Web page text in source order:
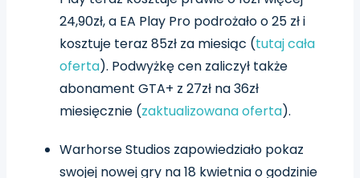
24,90zł, a EA Play Pro podrożało o 25 zł i
kosztuje teraz 85zł za miesiąc (tutaj cała
oferta). Podwyżkę cen zaliczył także
abonament GTA+ z 27zł na 36zł
miesięcznie (zaktualizowana oferta).
Warhorse Studios zapowiedziało pokaz
swojej nowej gry na 18 kwietnia o godzinie